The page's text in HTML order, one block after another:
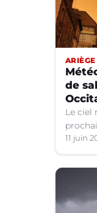
ARIÈGE
de
Le ciel
11 juin